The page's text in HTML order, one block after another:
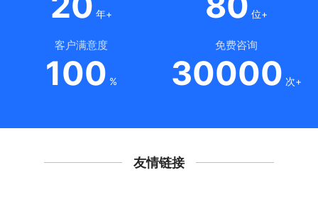
年+ 位+
客户满意度
100 %
免费咨询
30000 次+
友情链接